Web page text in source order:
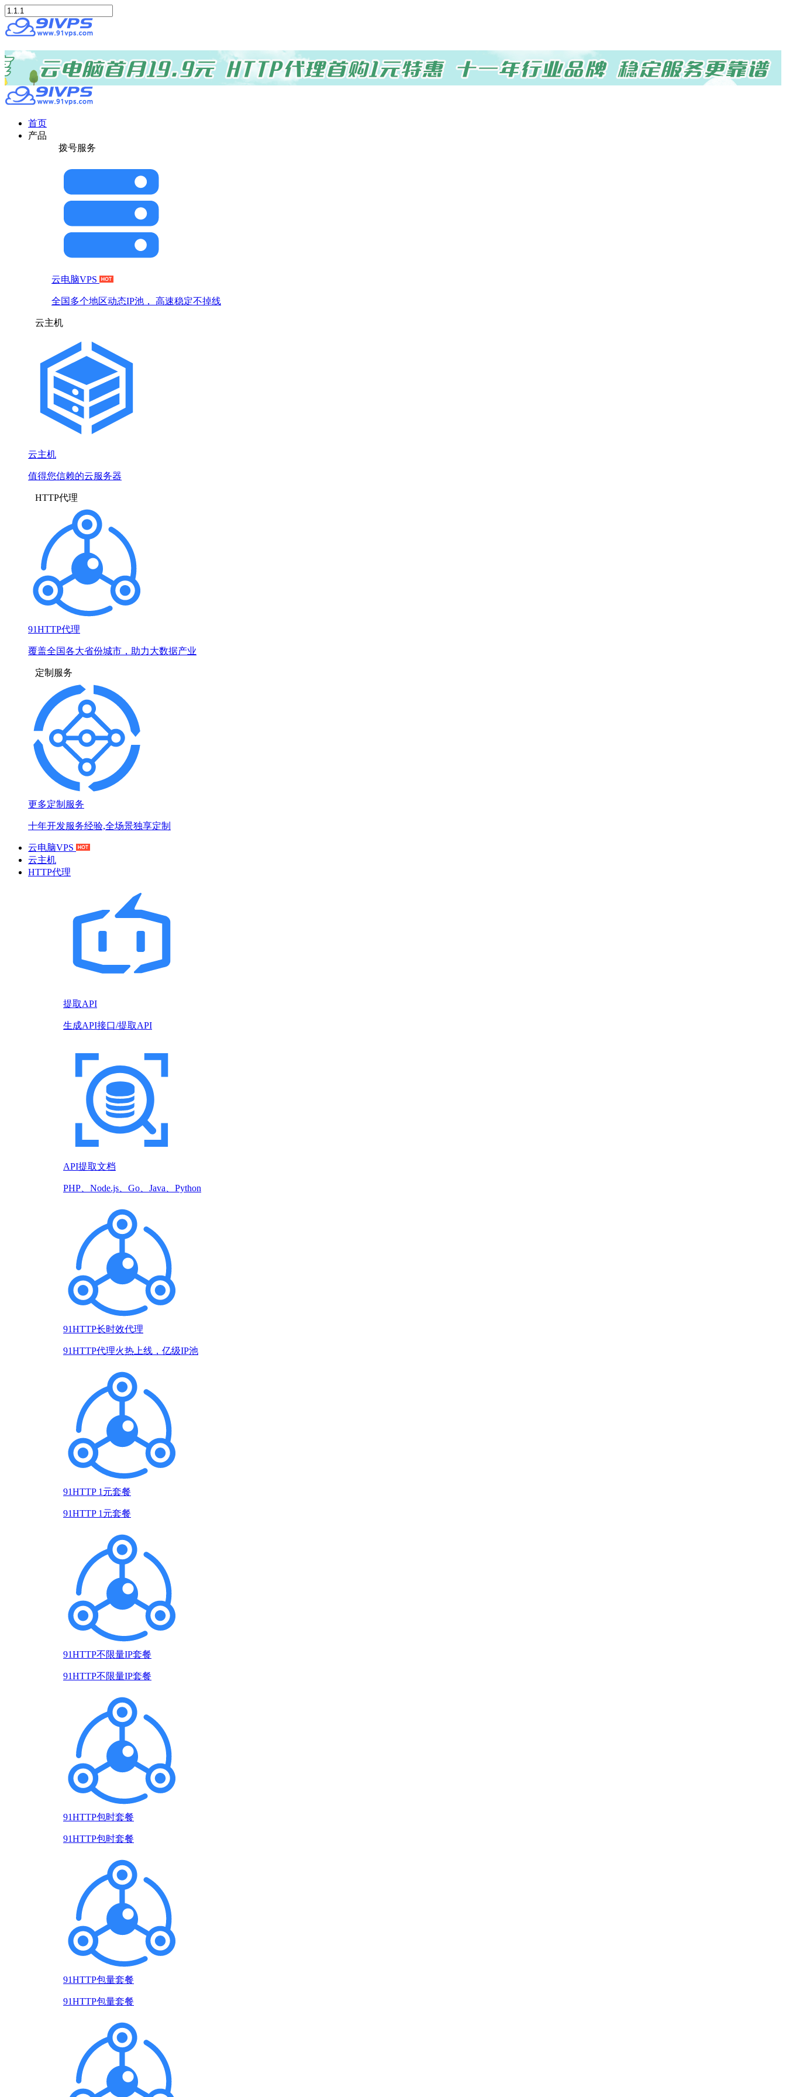
首页
产品
拨号服务
云电脑VPS
全国多个地区动态IP池， 高速稳定不掉线
云主机
云主机
值得您信赖的云服务器
HTTP代理
91HTTP代理
覆盖全国各大省份城市，助力大数据产业
定制服务
更多定制服务
十年开发服务经验,全场景独享定制
云电脑VPS
云主机
HTTP代理
提取API
生成API接口/提取API
API提取文档
PHP、Node.js、Go、Java、Python
91HTTP长时效代理
91HTTP代理火热上线，亿级IP池
91HTTP 1元套餐
91HTTP 1元套餐
91HTTP不限量IP套餐
91HTTP不限量IP套餐
91HTTP包时套餐
91HTTP包时套餐
91HTTP包量套餐
91HTTP包量套餐